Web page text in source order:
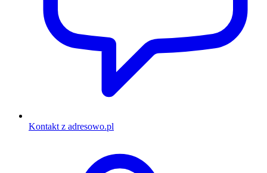
Kontakt z adresowo.pl